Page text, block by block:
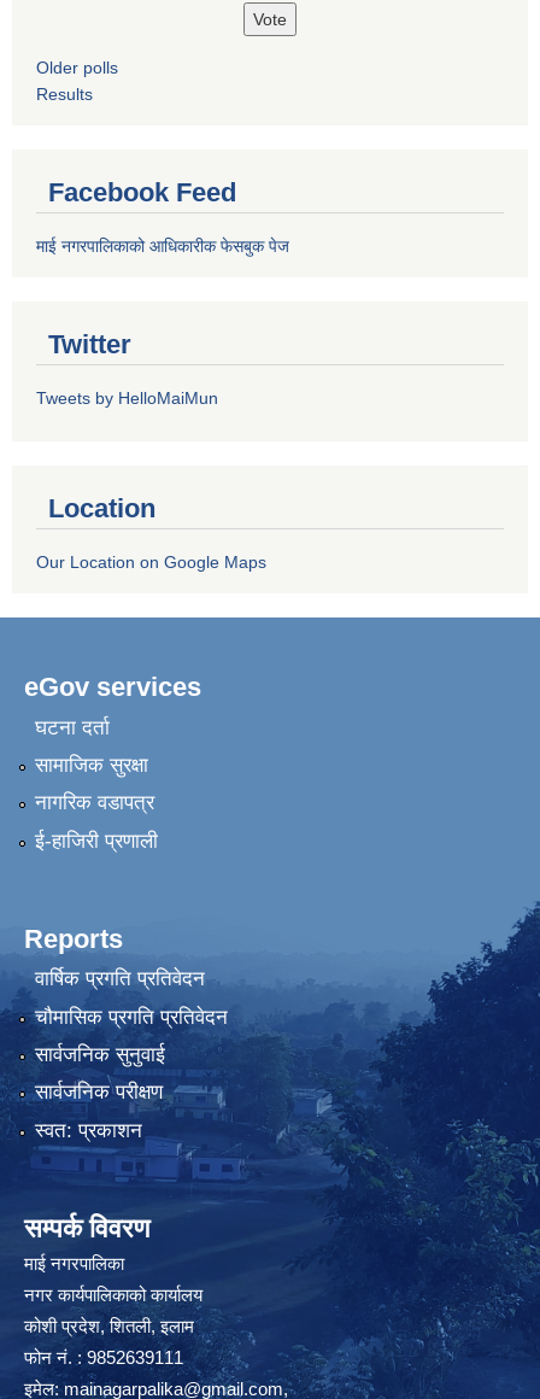
Older polls
Results
Facebook Feed
माई नगरपालिकाको आधिकारीक फेसबुक पेज
Twitter
Tweets by HelloMaiMun
Location
Our Location on Google Maps
eGov services
घटना दर्ता
सामाजिक सुरक्षा
नागरिक वडापत्र
ई-हाजिरी प्रणाली
Reports
वार्षिक प्रगति प्रतिवेदन
चौमासिक प्रगति प्रतिवेदन
सार्वजनिक सुनुवाई
सार्वजनिक परीक्षण
स्वत: प्रकाशन
सम्पर्क विवरण
माई नगरपालिका
नगर कार्यपालिकाको कार्यालय
कोशी प्रदेश, शितली, इलाम
फोन नं. : 9852639111
इमेल:mainagarpalika@gmail.com,